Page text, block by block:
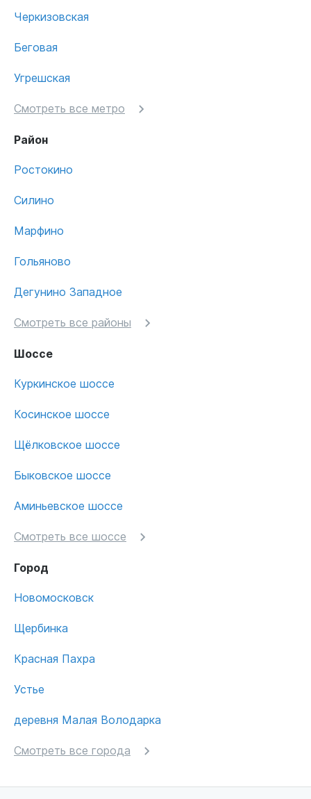
Черкизовская
Беговая
Угрешская
Смотреть все метро
Район
Ростокино
Силино
Марфино
Гольяново
Дегунино Западное
Смотреть все районы
Шоссе
Куркинское шоссе
Косинское шоссе
Щёлковское шоссе
Быковское шоссе
Аминьевское шоссе
Смотреть все шоссе
Город
Новомосковск
Щербинка
Красная Пахра
Устье
деревня Малая Володарка
Смотреть все города